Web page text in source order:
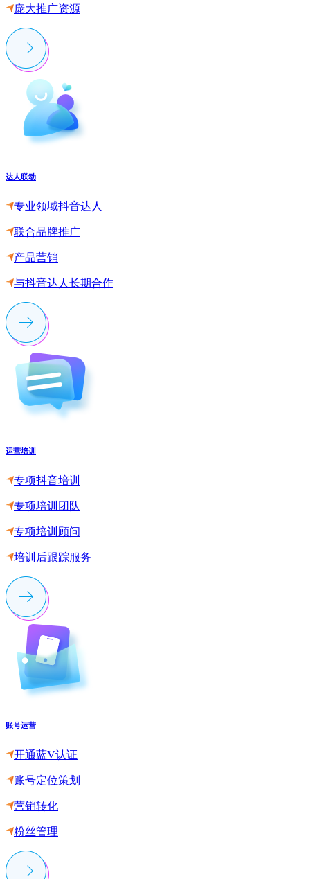
庞大推广资源
达人联动
专业领域抖音达人
联合品牌推广
产品营销
与抖音达人长期合作
运营培训
专项抖音培训
专项培训团队
专项培训顾问
培训后跟踪服务
账号运营
开通蓝V认证
账号定位策划
营销转化
粉丝管理